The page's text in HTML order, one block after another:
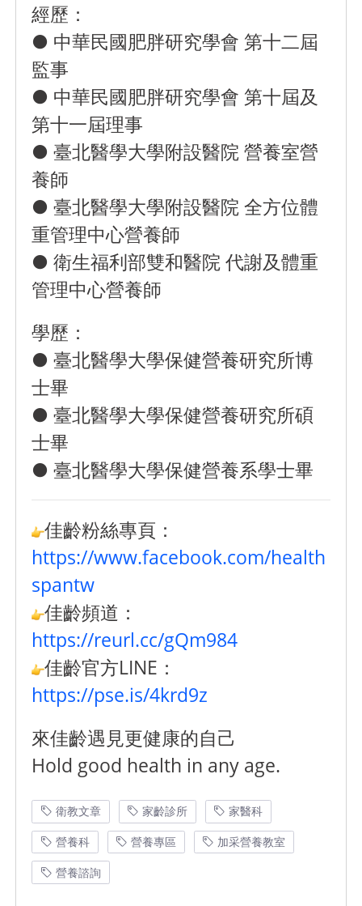
經歷：
● 中華民國肥胖研究學會 第十二屆
監事
● 中華民國肥胖研究學會 第十屆及
第十一屆理事
● 臺北醫學大學附設醫院 營養室營
養師
● 臺北醫學大學附設醫院 全方位體
重管理中心營養師
● 衛生福利部雙和醫院 代謝及體重
管理中心營養師
學歷：
● 臺北醫學大學保健營養研究所博
士畢
● 臺北醫學大學保健營養研究所碩
士畢
● 臺北醫學大學保健營養系學士畢
佳齡粉絲專頁：
https://www.facebook.com/health
spantw
佳齡頻道：
https://reurl.cc/gQm984
佳齡官方LINE：
https://pse.is/4krd9z
來佳齡遇見更健康的自己
Hold good health in any age.
衛教文章 家齡診所
家醫科
營養科
營養專區
加采營養教室
營養諮詢